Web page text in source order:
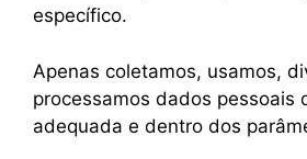
específico.
Apenas coletamos, usamos,
processamos dados pessoais
adequada e dentro dos